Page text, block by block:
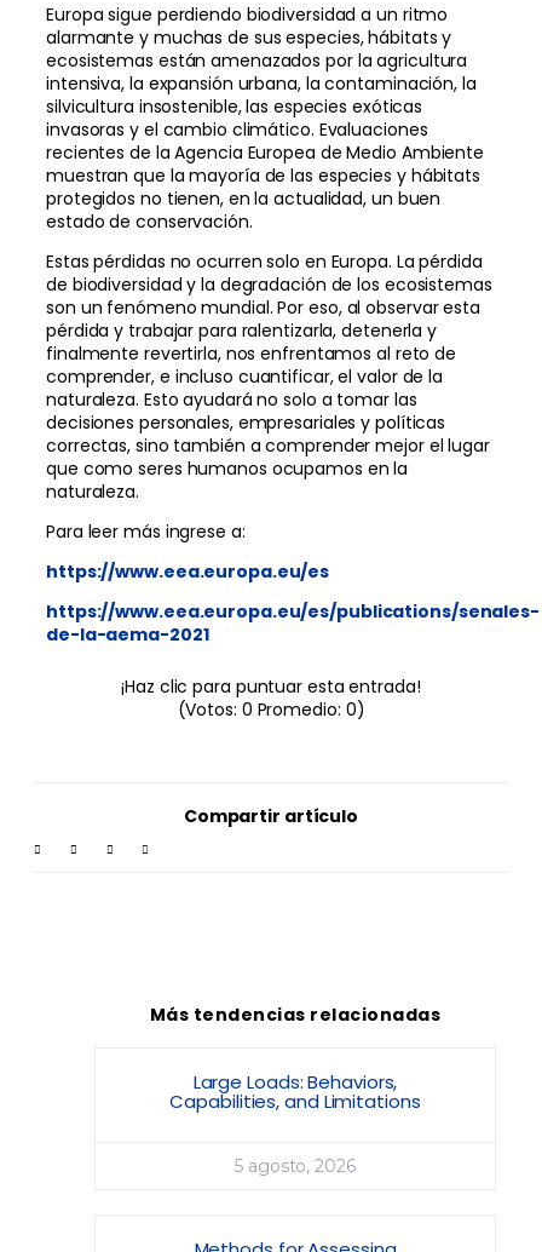
Europa sigue perdiendo biodiversidad a un ritmo
alarmante y muchas de sus especies, hábitats y
ecosistemas están amenazados por la agricultura
intensiva, la expansión urbana, la contaminación, la
silvicultura insostenible, las especies exóticas
invasoras y el cambio climático. Evaluaciones
recientes de la Agencia Europea de Medio Ambiente
muestran que la mayoría de las especies y hábitats
protegidos no tienen, en la actualidad, un buen
estado de conservación.
Estas pérdidas no ocurren solo en Europa. La pérdida
de biodiversidad y la degradación de los ecosistemas
son un fenómeno mundial. Por eso, al observar esta
pérdida y trabajar para ralentizarla, detenerla y
finalmente revertirla, nos enfrentamos al reto de
comprender, e incluso cuantificar, el valor de la
naturaleza. Esto ayudará no solo a tomar las
decisiones personales, empresariales y políticas
correctas, sino también a comprender mejor el lugar
que como seres humanos ocupamos en la
naturaleza.
Para leer más ingrese a:
https://www.eea.europa.eu/es
https://www.eea.europa.eu/es/publications/senales-
de-la-aema-2021
¡Haz clic para puntuar esta entrada!
(Votos: 0 Promedio: 0)
Compartir artículo
Más tendencias relacionadas
Large Loads: Behaviors,
Capabilities, and Limitations
5 agosto, 2026